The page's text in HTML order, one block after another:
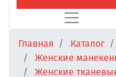
Главная Каталог
Женские
Женские